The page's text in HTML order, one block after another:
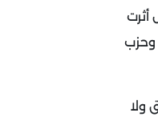
أثرت
وحزب
ولا